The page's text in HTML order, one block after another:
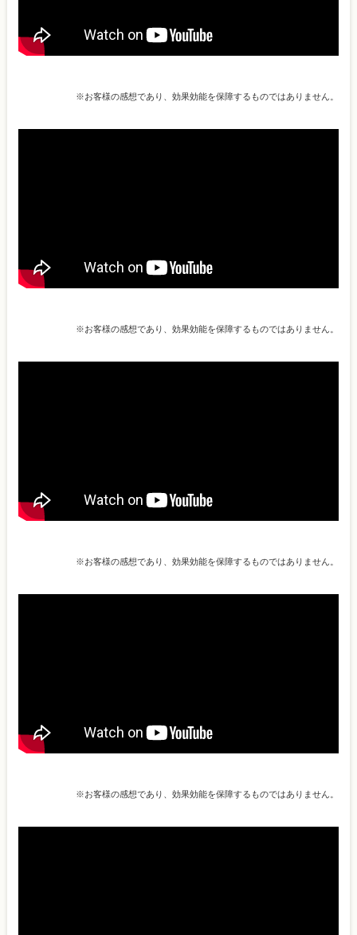
※お客様の感想であり、効果効能を保障するものではありません。
※お客様の感想であり、効果効能を保障するものではありません。
※お客様の感想であり、効果効能を保障するものではありません。
※お客様の感想であり、効果効能を保障するものではありません。